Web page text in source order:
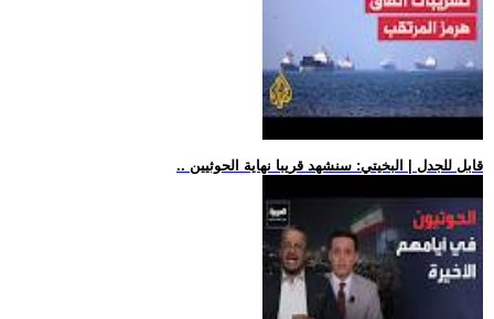
.. قابل للجدل | البخيتي: سنشهد قريبا نهاية الحوثيين